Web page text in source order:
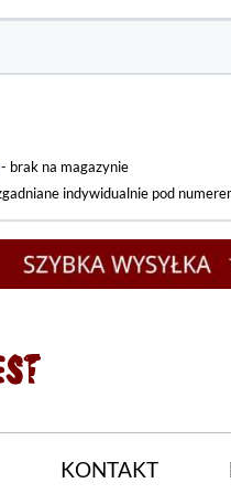
brak na magazynie
indywidualnie pod
KONTAKT